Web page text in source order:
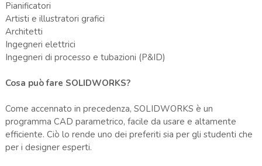
Pianificatori
Artisti e illustratori grafici
Architetti
Ingegneri elettrici
Ingegneri di processo e tubazioni (P&ID)
Cosa può fare SOLIDWORKS?
Come accennato in precedenza, SOLIDWORKS è un
programma CAD parametrico, facile da usare e altamente
efficiente. Ciò lo rende uno dei preferiti sia per gli studenti che
per i designer esperti.